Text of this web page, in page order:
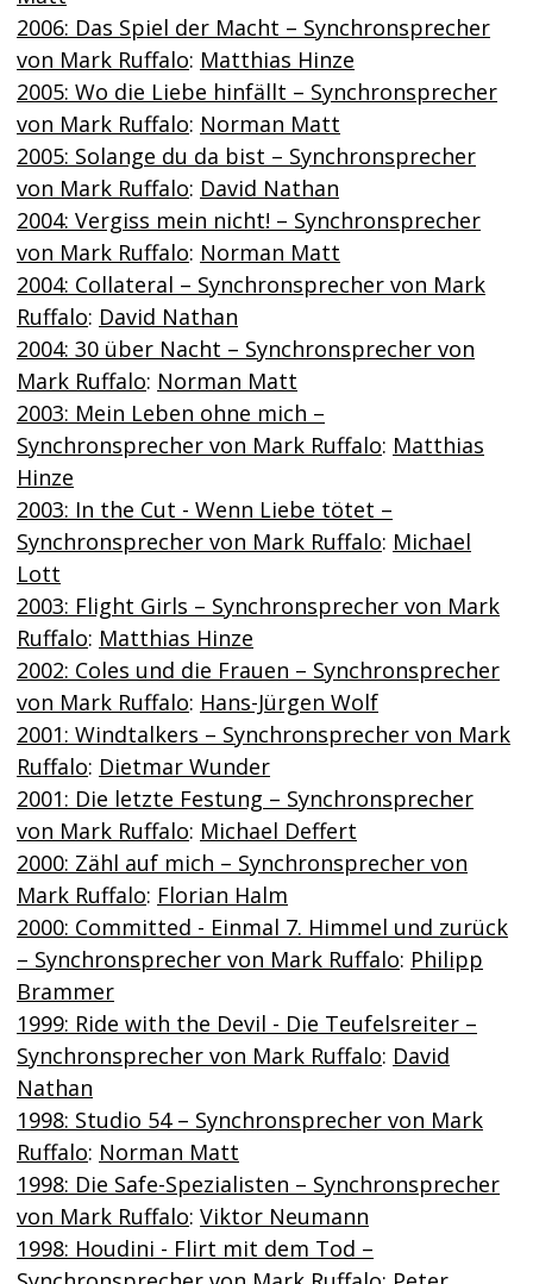
2006: Das Spiel der Macht – Synchronsprecher
von Mark Ruffalo: Matthias Hinze
2005: Wo die Liebe hinfällt – Synchronsprecher
von Mark Ruffalo: Norman Matt
2005: Solange du da bist – Synchronsprecher
von Mark Ruffalo: David Nathan
2004: Vergiss mein nicht! – Synchronsprecher
von Mark Ruffalo: Norman Matt
2004: Collateral – Synchronsprecher von Mark
Ruffalo: David Nathan
2004: 30 über Nacht – Synchronsprecher von
Mark Ruffalo: Norman Matt
2003: Mein Leben ohne mich –
Synchronsprecher von Mark Ruffalo: Matthias
Hinze
2003: In the Cut - Wenn Liebe tötet –
Synchronsprecher von Mark Ruffalo: Michael
Lott
2003: Flight Girls – Synchronsprecher von Mark
Ruffalo: Matthias Hinze
2002: Coles und die Frauen – Synchronsprecher
von Mark Ruffalo: Hans-Jürgen Wolf
2001: Windtalkers – Synchronsprecher von Mark
Ruffalo: Dietmar Wunder
2001: Die letzte Festung – Synchronsprecher
von Mark Ruffalo: Michael Deffert
2000: Zähl auf mich – Synchronsprecher von
Mark Ruffalo: Florian Halm
2000: Committed - Einmal 7. Himmel und zurück
– Synchronsprecher von Mark Ruffalo: Philipp
Brammer
1999: Ride with the Devil - Die Teufelsreiter –
Synchronsprecher von Mark Ruffalo: David
Nathan
1998: Studio 54 – Synchronsprecher von Mark
Ruffalo: Norman Matt
1998: Die Safe-Spezialisten – Synchronsprecher
von Mark Ruffalo:Viktor Neumann
1998: Houdini - Flirt mit dem Tod –